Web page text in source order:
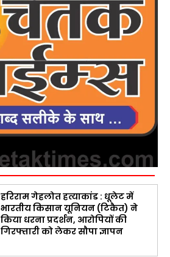
हरिराम गेहलोत हत्याकांड : धूलेट में
भारतीय किसान यूनियन (टिकैत) ने
किया धरना प्रदर्शन, आरोपियों की
गिरफ्तारी को लेकर सौपा ज्ञापन